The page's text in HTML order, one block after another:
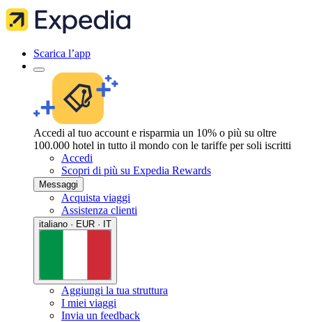
Scarica l’app
Accedi al tuo account e risparmia un 10% o più su oltre
100.000 hotel in tutto il mondo con le tariffe per soli iscritti
Accedi
Scopri di più su Expedia Rewards
Messaggi
Acquista viaggi
Assistenza clienti
italiano · EUR · IT
Aggiungi la tua struttura
I miei viaggi
Invia un feedback